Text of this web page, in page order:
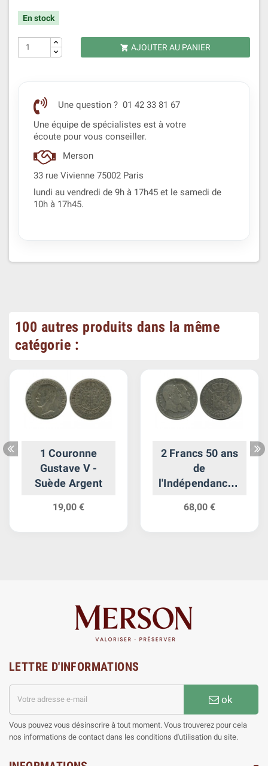
En stock
 AJOUTER AU PANIER
Une question ? 01 42 33 81 67
Une équipe de spécialistes est à votre
écoute pour vous conseiller.
Merson
33 rue Vivienne 75002 Paris
lundi au vendredi de 9h à 17h45 et le samedi de
10h à 17h45.
100 autres produits dans la même
catégorie :
1 Couronne
Gustave V -
Suède Argent
19,00 €
2 Francs 50 ans
de
l'Indépendance -
68,00 €
LETTRE D'INFORMATIONS
ok
Vous pouvez vous désinscrire à tout moment. Vous trouverez pour cela
nos informations de contact dans les conditions d'utilisation du site.